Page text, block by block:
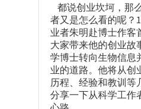
都说创业坎坷，那
者又是怎么看的呢？
业者朱明赴博士作客
大家带来他的创业故
学博士转向生物信息
业的道路。他将从创
历程、经验和教训等
分享一下从科学工作